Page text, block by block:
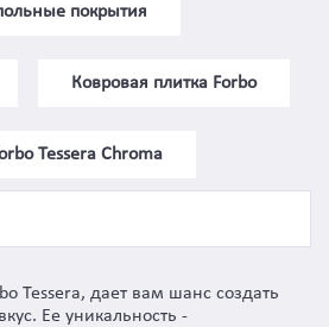
покрытия
Ковровая плитка Forbo
Tessera Chroma
Tessera, дает вам шанс создать
Ее уникальность -